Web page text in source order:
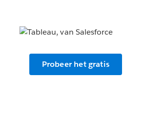
Probeer het gratis